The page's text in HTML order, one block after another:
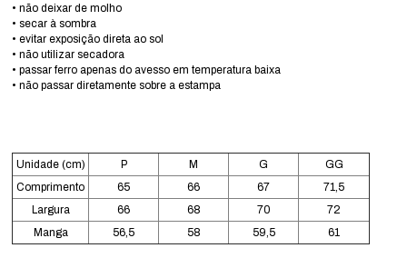
• não deixar de molho
• secar à sombra
• evitar exposição direta ao sol
• não utilizar secadora
• passar ferro apenas do avesso em temperatura baixa
• não passar diretamente sobre a estampa
Unidade (cm) P M G
GG
Comprimento
65 66 67
71,5
Largura
66 68 70
72
Manga
56,5 58 59,5 61